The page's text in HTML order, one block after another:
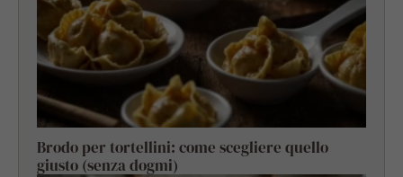
Brodo per tortellini: come scegliere quello
giusto (senza dogmi)